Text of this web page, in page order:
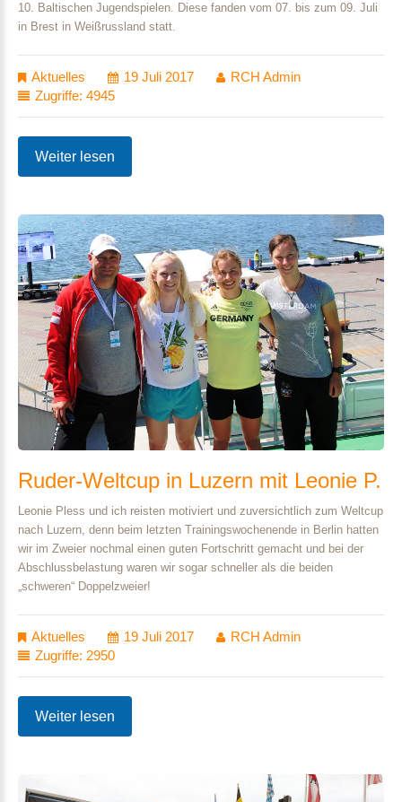
10. Baltischen Jugendspielen. Diese fanden vom 07. bis zum 09. Juli
in Brest in Weißrussland statt.
Aktuelles 19 Juli 2017
RCH Admin
Zugriffe: 4945
Weiter lesen
Ruder-Weltcup in Luzern mit Leonie P.
Leonie Pless und ich reisten motiviert und zuversichtlich zum Weltcup
nach Luzern, denn beim letzten Trainingswochenende in Berlin hatten
wir im Zweier nochmal einen guten Fortschritt gemacht und bei der
Abschlussbelastung waren wir sogar schneller als die beiden
„schweren“ Doppelzweier!
Aktuelles 19 Juli 2017
RCH Admin
Zugriffe: 2950
Weiter lesen